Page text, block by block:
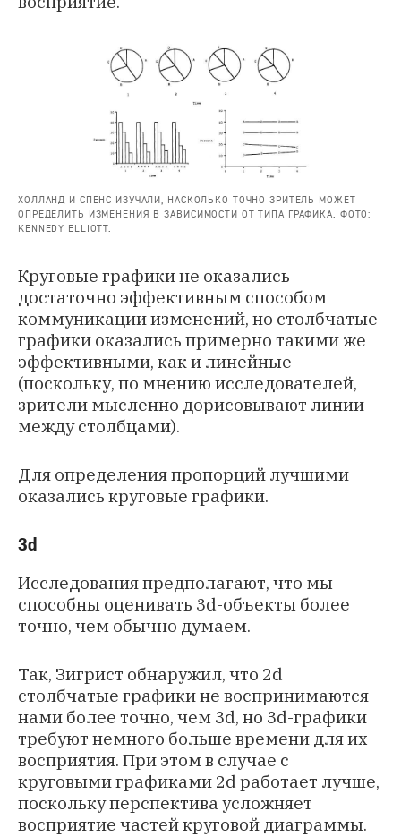
ХОЛЛАНД И СПЕНС ИЗУЧАЛИ, НАСКОЛЬКО ТОЧНО ЗРИТЕЛЬ МОЖЕТ
ОПРЕДЕЛИТЬ ИЗМЕНЕНИЯ В ЗАВИСИМОСТИ ОТ ТИПА ГРАФИКА. ФОТО:
KENNEDY ELLIOTT.
Круговые графики не оказались
достаточно эффективным способом
коммуникации изменений, но столбчатые
графики оказались примерно такими же
эффективными, как и линейные
(поскольку, по мнению исследователей,
зрители мысленно дорисовывают линии
между столбцами).
Для определения пропорций лучшими
оказались круговые графики.
3d
Исследования предполагают, что мы
способны оценивать 3d-объекты более
точно, чем обычно думаем.
Так, Зигрист обнаружил, что 2d
столбчатые графики не воспринимаются
нами более точно, чем 3d, но 3d-графики
требуют немного больше времени для их
восприятия. При этом в случае с
круговыми графиками 2d работает лучше,
поскольку перспектива усложняет
восприятие частей круговой диаграммы.